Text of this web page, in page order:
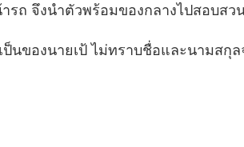
รถ จึงนำตัวพร้อมของกลางไปสอบสว
ป็นของนายเป้ ไม่ทราบชื่อและนามส